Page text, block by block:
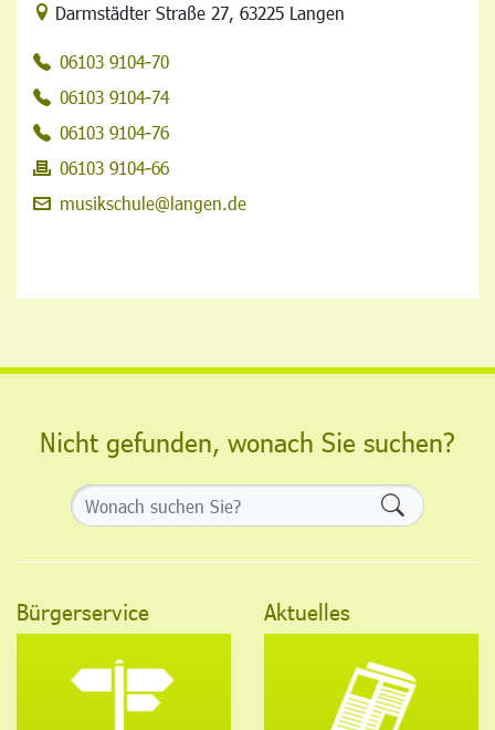
Link zur Google-Maps Navigation
Darmstädter Straße 27, 63225 Langen
06103 9104-70
06103 9104-74
06103 9104-76
06103 9104-66
musikschule@langen.de
Nicht gefunden, wonach Sie suchen?
Bürgerservice Aktuelles